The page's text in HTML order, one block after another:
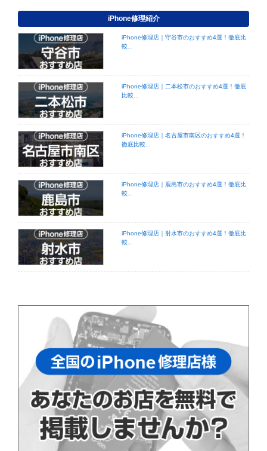
iPhone修理紹介
iPhone修理店｜守谷市のおすすめ4選！徹底比
較...
iPhone修理店｜二本松市のおすすめ4選！徹底
比較...
iPhone修理店｜名古屋市南区のおすすめ4選！
徹底比較...
iPhone修理店｜鹿島市のおすすめ4選！徹底比
較...
iPhone修理店｜射水市のおすすめ4選！徹底比
較...